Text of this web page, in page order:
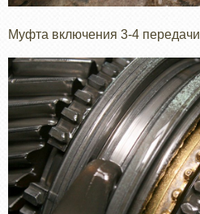
Муфта включения 3-4 передачи